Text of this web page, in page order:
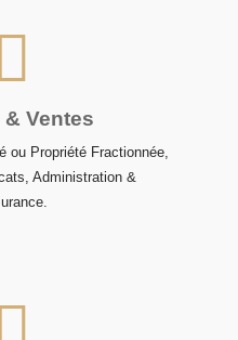
Ventes
ou Propriété Fractionnée,
Administration &